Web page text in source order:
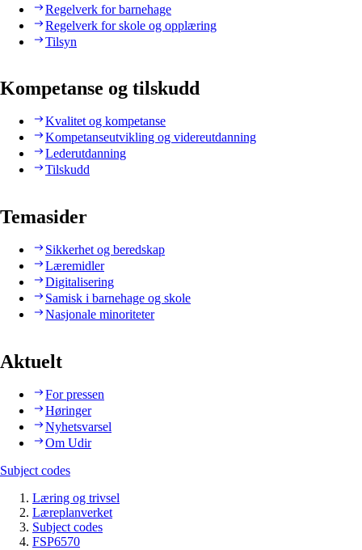
Regelverk for barnehage
Regelverk for skole og opplæring
Tilsyn
Kompetanse og tilskudd
Kvalitet og kompetanse
Kompetanseutvikling og videreutdanning
Lederutdanning
Tilskudd
Temasider
Sikkerhet og beredskap
Læremidler
Digitalisering
Samisk i barnehage og skole
Nasjonale minoriteter
Aktuelt
For pressen
Høringer
Nyhetsvarsel
Om Udir
Subject codes
Læring og trivsel
Læreplanverket
Subject codes
FSP6570